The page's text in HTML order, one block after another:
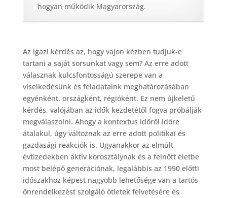
hogyan működik Magyarország.
Az igazi kérdés az, hogy vajon kézben tudjuk-e
tartani a saját sorsunkat vagy sem? Az erre adott
válasznak kulcsfontosságú szerepe van a
viselkedésünk és feladataink meghatározásában
egyénként, országként, régióként. Ez nem újkeletű
kérdés, valójában az idők kezdetétől fogva próbálják
megválaszolni. Ahogy a kontextus időről időre
átalakul, úgy változnak az erre adott politikai és
gazdasági reakciók is. Ugyanakkor az elmúlt
évtizedekben aktív korosztálynak és a felnőtt életbe
most belépő generációnak, legalábbis az 1990 előtti
időszakhoz képest nagyobb lehetősége van a tartós
önrendelkezést szolgáló ötletek felvetésére és